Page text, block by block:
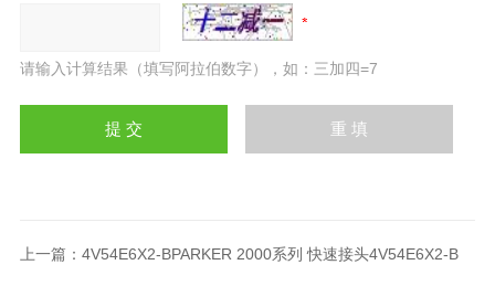
请输入计算结果（填写阿拉伯数字），如：三加四=7
上一篇： 4V54E6X2-BPARKER 2000系列 快速接头4V54E6X2-B